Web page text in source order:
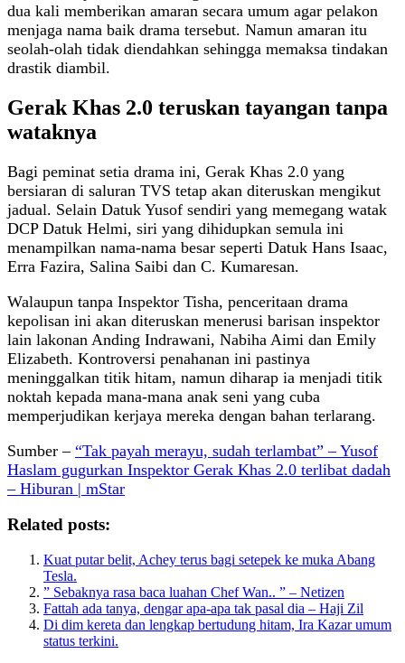
dua kali memberikan amaran secara umum agar pelakon
menjaga nama baik drama tersebut. Namun amaran itu
seolah-olah tidak diendahkan sehingga memaksa tindakan
drastik diambil.
Gerak Khas 2.0 teruskan tayangan tanpa
wataknya
Bagi peminat setia drama ini, Gerak Khas 2.0 yang
bersiaran di saluran TVS tetap akan diteruskan mengikut
jadual. Selain Datuk Yusof sendiri yang memegang watak
DCP Datuk Helmi, siri yang dihidupkan semula ini
menampilkan nama-nama besar seperti Datuk Hans Isaac,
Erra Fazira, Salina Saibi dan C. Kumaresan.
Walaupun tanpa Inspektor Tisha, penceritaan drama
kepolisan ini akan diteruskan menerusi barisan inspektor
lain lakonan Anding Indrawani, Nabiha Aimi dan Emily
Elizabeth. Kontroversi penahanan ini pastinya
meninggalkan titik hitam, namun diharap ia menjadi titik
noktah kepada mana-mana anak seni yang cuba
memperjudikan kerjaya mereka dengan bahan terlarang.
Sumber – “Tak payah merayu, sudah terlambat” – Yusof
Haslam gugurkan Inspektor Gerak Khas 2.0 terlibat dadah
– Hiburan | mStar
Related posts:
Kuat putar belit, Achey terus bagi setepek ke muka Abang
Tesla.
” Sebaknya rasa baca luahan Chef Wan.. ” – Netizen
Fattah ada tanya, dengar apa-apa tak pasal dia – Haji Zil
Di dim kereta dan lengkap bertudung hitam, Ira Kazar umum
status terkini.